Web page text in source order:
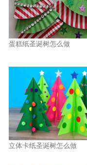
蛋糕纸圣诞树怎么做
立体卡纸圣诞树怎么做